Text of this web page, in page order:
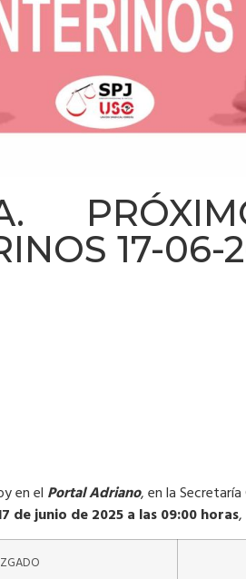
17-06-
en el Portal Adriano, en la
de junio de 2025 a las 09:00 horas,